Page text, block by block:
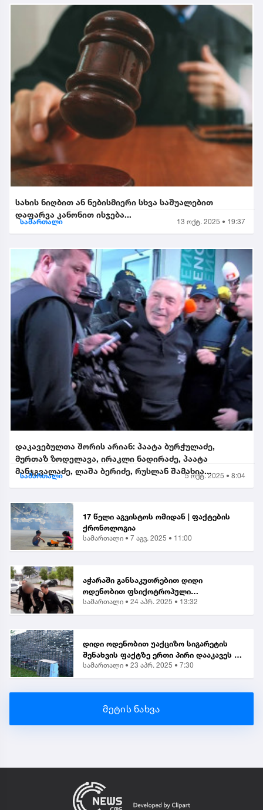
სახის ნიღბით ან ნებისმიერი სხვა საშუალებით
დაფარვა კანონით ისჯება...
სამართალი 13 ოქტ. 2025 • 19:37
დაკავებულთა შორის არიან: პაატა ბურჭულაძე,
მურთაზ ზოდელავა, ირაკლი ნადირაძე, პაატა
მანჯგვალაძე, ლაშა ბერიძე, რუსლან შამახია...
სამართალი 5 ოქტ. 2025 • 8:04
17 წელი აგვისტოს ომიდან | ფაქტების
ქრონოლოგია
სამართალი • 7 აგვ. 2025 • 11:00
აჭარაში განსაკუთრებით დიდი
ოდენობით ფსიქოტროპული
ნივთიერების შეძენა-შენახვისა და
სამართალი • 24 აპრ. 2025 • 13:32
დიდი ოდენობით უაქციზო სიგარეტის
შენახვის ფაქტზე ერთი პირი დააკავეს |
საგამოძიებო
სამართალი • 23 აპრ. 2025 • 7:30
მეტის ნახვა